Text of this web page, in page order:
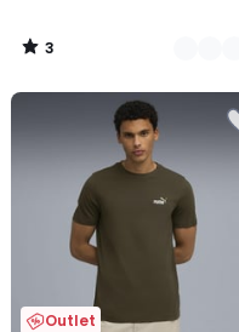
3
/
Outlet